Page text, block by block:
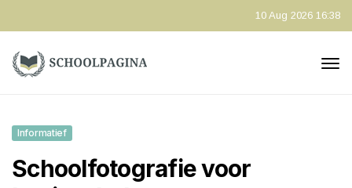
10 Aug 2026 16:38
Informatief
Schoolfotografie voor